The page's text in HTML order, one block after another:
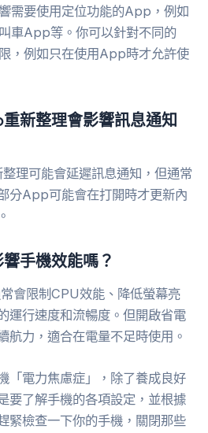
需要使用定位功能的App，例如
車App等。你可以針對不同的
，例如只在使用App時才允許使
新整理會影響訊息通知
理可能會延遲訊息通知，但通常
分App可能會在打開時才更新內
手機效能嗎？
會限制CPU效能、降低螢幕亮
運行速度和流暢度。但開啟省電
航力，適合在電量不足時使用。
「電力焦慮症」，除了養成良好
要了解手機的各項設定，並根據
緊檢查一下你的手機，關閉那些